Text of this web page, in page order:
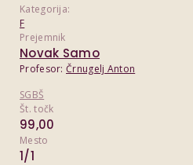
Kategorija:
F
Prejemnik
Novak Samo
Profesor: Črnugelj Anton
SGBŠ
Št. točk
99,00
Mesto
1/1